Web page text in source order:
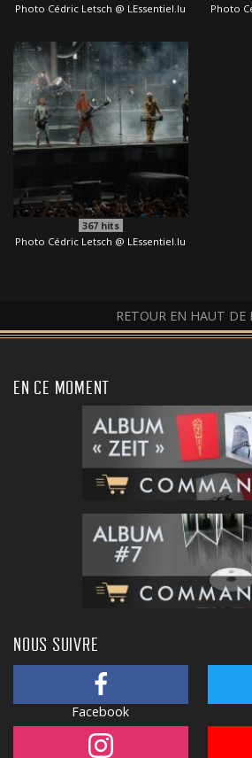
Photo Cédric Letsch @ LEssentiel.lu Photo
367hits
Photo Cédric Letsch @ LEssentiel.lu
RETOUR EN HAUT DE
EN CE MOMENT
NOUS SUIVRE
Facebook